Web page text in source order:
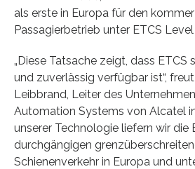
als erste in Europa für den
Passagierbetrieb unter ETCS
„Diese Tatsache zeigt, dass ETCS
und zuverlässig verfügbar ist“,
Leibbrand, Leiter des
Automation Systems von Alcatel
unserer Technologie liefern wir die
durchgängigen
Schienenverkehr in Europa und